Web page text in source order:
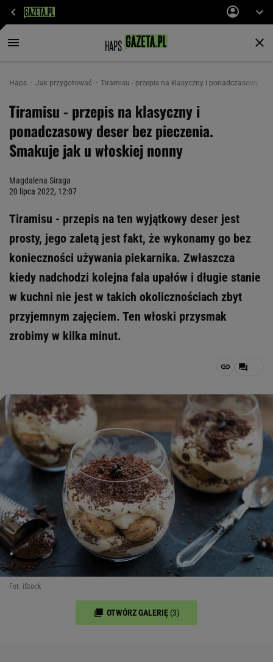
Haps Jak przygotować Tiramisu - przepis na klasyczny i ponadczasowy
Tiramisu - przepis na klasyczny i
ponadczasowy deser bez pieczenia.
Smakuje jak u włoskiej nonny
Magdalena Siraga
20 lipca 2022, 12:07
Tiramisu - przepis na ten wyjątkowy deser jest
prosty, jego zaletą jest fakt, że wykonamy go bez
konieczności używania piekarnika. Zwłaszcza
kiedy nadchodzi kolejna fala upałów i długie stanie
w kuchni nie jest w takich okolicznościach zbyt
przyjemnym zajęciem. Ten włoski przysmak
zrobimy w kilka minut.
Fot. iStock
OTWÓRZ GALERIĘ (3)